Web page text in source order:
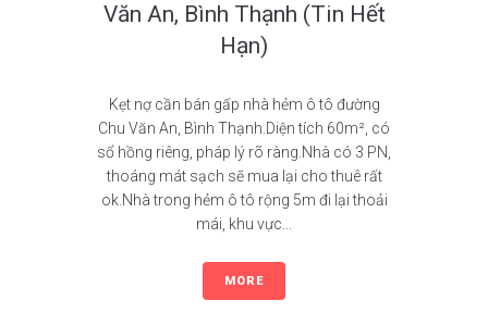
Văn An, Bình Thạnh (Tin Hết
Hạn)
Kẹt nợ cần bán gấp nhà hẻm ô tô đường
Chu Văn An, Bình Thạnh.Diện tích 60m², có
sổ hồng riêng, pháp lý rõ ràng.Nhà có 3 PN,
thoáng mát sạch sẽ mua lại cho thuê rất
ok.Nhà trong hẻm ô tô rộng 5m đi lại thoải
mái, khu vực...
MORE